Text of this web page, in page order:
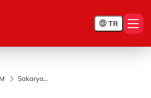
TR
Sakarya